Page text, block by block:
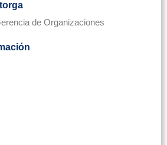
de Organizaciones